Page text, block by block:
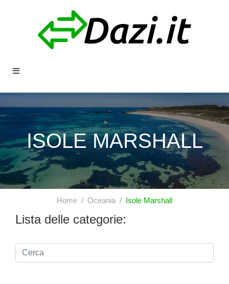
ISOLE MARSHALL
Home Oceania Isole Marshall
Lista delle categorie: